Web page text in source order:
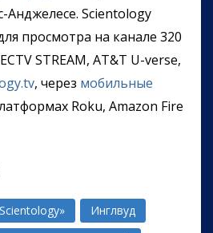
Scientology
просмотра на канале 320
STREAM, AT&T U-verse,
, через мобильные
Roku, Amazon Fire
Инглвуд